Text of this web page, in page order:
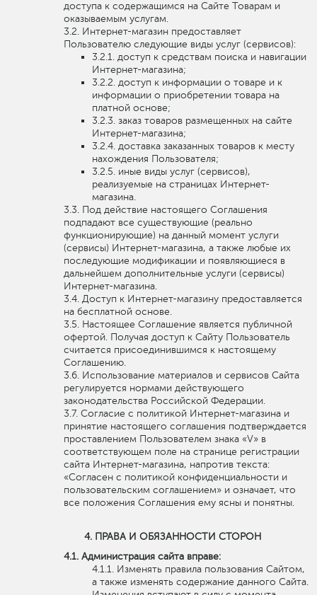
доступа к содержащимся на Сайте Товарам и
оказываемым услугам.
Интернет-магазин предоставляет
Пользователю следующие виды услуг (сервисов):
доступ к средствам поиска и навигации
Интернет-магазина;
доступ к информации о товаре и к
информации о приобретении товара на
платной основе;
заказ товаров размещенных на сайте
Интернет-магазина;
доставка заказанных товаров к месту
нахождения Пользователя;
иные виды услуг (сервисов),
реализуемые на страницах Интернет-
магазина.
Под действие настоящего Соглашения
подпадают все существующие (реально
функционирующие) на данный момент услуги
(сервисы) Интернет-магазина, а также любые их
последующие модификации и появляющиеся в
дальнейшем дополнительные услуги (сервисы)
Интернет-магазина.
Доступ к Интернет-магазину предоставляется
на бесплатной основе.
Настоящее Соглашение является публичной
офертой. Получая доступ к Сайту Пользователь
считается присоединившимся к настоящему
Соглашению.
Использование материалов и сервисов Сайта
регулируется нормами действующего
законодательства Российской Федерации.
Согласие с политикой Интернет-магазина и
принятие настоящего соглашения подтверждается
проставлением Пользователем знака «V» в
соответствующем поле на странице регистрации
сайта Интернет-магазина, напротив текста:
«Согласен с политикой конфиденциальности и
пользовательским соглашением» и означает, что
все положения Соглашения ему ясны и понятны.
ПРАВА И ОБЯЗАННОСТИ СТОРОН
Администрация сайта вправе:
Изменять правила пользования Сайтом,
а также изменять содержание данного Сайта.